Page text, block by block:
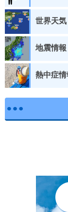
世界天気
地震情報
熱中症情